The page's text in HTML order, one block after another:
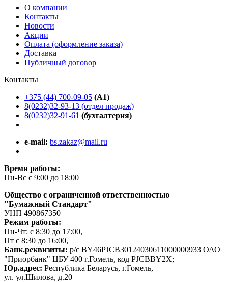
О компании
Контакты
Новости
Акции
Оплата (оформление заказа)
Доставка
Публичный договор
Контакты
+375 (44) 700-09-05 (A1)
8(0232)32-93-13 (отдел продаж)
8(0232)32-91-61 (бухгалтерия)
e-mail: bs.zakaz@mail.ru
Время работы:
Пн-Вс с 9:00 до 18:00
Общество с ограниченной ответственностью
"Бумажный Стандарт"
УНП 490867350
Режим работы:
Пн-Чт: с 8:30 до 17:00,
Пт с 8:30 до 16:00,
Банк.реквизиты: р/с BY46PJCB30124030611000000933 ОАО
"Приорбанк" ЦБУ 400 г.Гомель, код PJCBBY2X;
Юр.адрес: Республика Беларусь, г.Гомель,
ул. ул.Шилова, д.20